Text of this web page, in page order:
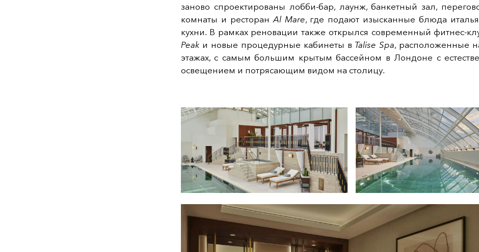
заново спроектированы лобби-бар, лаунж, банкетный зал,
комнаты и ресторанAl Mare, где подают изысканные блюда
кухни. В рамках реновации также открылся современный фитнес-
Peak и новые процедурные кабинеты в Talise Spa, расположенные
этажах, с самым большим крытым бассейном в Лондоне с
освещением и потрясающим видом на столицу.